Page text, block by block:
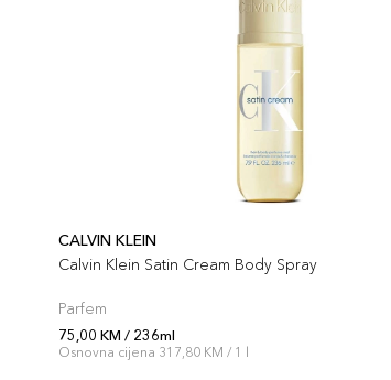
CALVIN KLEIN
Calvin Klein Satin Cream Body Spray
Parfem
75,00 KM / 236ml
Osnovna cijena 317,80 KM / 1 l